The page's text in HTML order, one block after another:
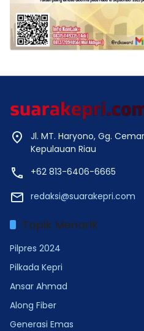
Jl. MT. Haryono, Gg.
Kepulauan Riau
+62 813-6406-6665
redaksi@suarakepri.com
Topik Menarik
Pilpres 2024
Pilkada Kepri
Ansar Ahmad
Along Fiber
Generasi Emas